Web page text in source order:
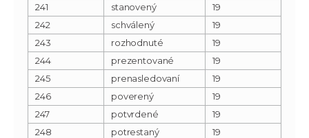
241
stanovený
19
242
schválený
19
243
rozhodnuté
19
244
prezentované
19
245
prenasledovaní
19
246
poverený
19
247
potvrdené
19
248
potrestaný
19